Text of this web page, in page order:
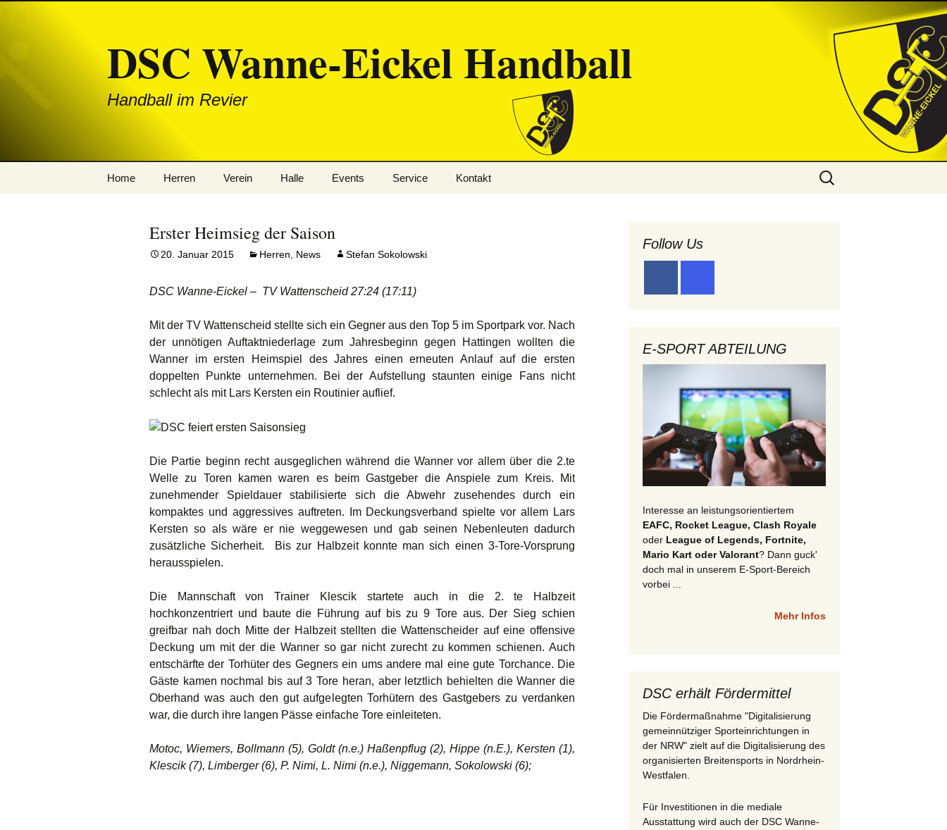
DSC Wanne-Eickel Handball
Handball im Revier
Home
News: Herren
Herren
2. Mannschaft
Verein Halle Events
Handballschule
Stadtmeisterschaft
Revierpokal
Service Kontakt
Suchen
nach:
Erster Heimsieg der Saison
20. Januar 2015 Herren News Stefan Sokolowski
DSC Wanne-Eickel – TV Wattenscheid 27:24 (17:11)
Mit der TV Wattenscheid stellte sich ein Gegner aus den Top 5 im Sportpark vor. Nach
der unnötigen Auftaktniederlage zum Jahresbeginn gegen Hattingen wollten die
Wanner im ersten Heimspiel des Jahres einen erneuten Anlauf auf die ersten
doppelten Punkte unternehmen. Bei der Aufstellung staunten einige Fans nicht
schlecht als mit Lars Kersten ein Routinier auflief.
Die Partie beginn recht ausgeglichen während die Wanner vor allem über die 2.te
Welle zu Toren kamen waren es beim Gastgeber die Anspiele zum Kreis. Mit
zunehmender Spieldauer stabilisierte sich die Abwehr zusehendes durch ein
kompaktes und aggressives auftreten. Im Deckungsverband spielte vor allem Lars
Kersten so als wäre er nie weggewesen und gab seinen Nebenleuten dadurch
zusätzliche Sicherheit. Bis zur Halbzeit konnte man sich einen 3-Tore-Vorsprung
herausspielen.
Die Mannschaft von Trainer Klescik startete auch in die 2. te Halbzeit
hochkonzentriert und baute die Führung auf bis zu 9 Tore aus. Der Sieg schien
greifbar nah doch Mitte der Halbzeit stellten die Wattenscheider auf eine offensive
Deckung um mit der die Wanner so gar nicht zurecht zu kommen schienen. Auch
entschärfte der Torhüter des Gegners ein ums andere mal eine gute Torchance. Die
Gäste kamen nochmal bis auf 3 Tore heran, aber letztlich behielten die Wanner die
Oberhand was auch den gut aufgelegten Torhütern des Gastgebers zu verdanken
war, die durch ihre langen Pässe einfache Tore einleiteten.
Motoc, Wiemers, Bollmann (5), Goldt (n.e.) Haßenpflug (2), Hippe (n.E.), Kersten (1),
Klescik (7), Limberger (6), P. Nimi, L. Nimi (n.e.), Niggemann, Sokolowski (6);
Follow Us
E-SPORT ABTEILUNG
Interesse an leistungsorientiertem
EAFC, Rocket League, Clash Royale
oder League of Legends, Fortnite,
Mario Kart oder Valorant? Dann guck'
doch mal in unserem E-Sport-Bereich
vorbei ...
Mehr Infos
DSC erhält Fördermittel
Die Fördermaßnahme "Digitalisierung
gemeinnütziger Sporteinrichtungen in
der NRW" zielt auf die Digitalisierung des
organisierten Breitensports in Nordrhein-
Westfalen.
Für Investitionen in die mediale
Ausstattung wird auch der DSC Wanne-